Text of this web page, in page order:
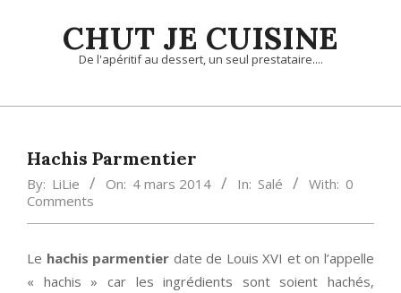
CHUT JE CUISINE
De l'apéritif au dessert, un seul prestataire....
Primary
MenuHachis Parmentier
By: LiLie On: 4 mars 2014 In: Salé With: 0
Comments
Le hachis parmentier date de Louis XVI et on l’appelle
« hachis » car les ingrédients sont soient hachés,